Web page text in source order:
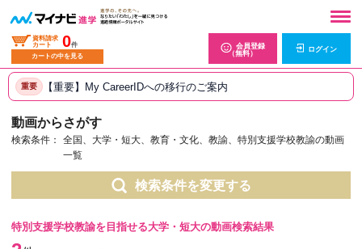
資料請求
カート
0件
カートの中を見る
会員登録
（無料）
ログイン
重要 【重要】My CareerIDへの移行のご案内
動画からさがす
検索条件：
全国、大学・短大、教育・文化、教諭、特別支援学校教諭の動画
一覧
検索条件を変更する
特別支援学校教諭を目指せる大学・短大の動画検索結果